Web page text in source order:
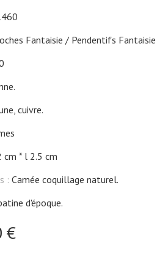
Fantaisie
Pendentifs Fantaisie
cuivre.
cm
l 2.5 cm
: Camée coquillage naturel.
d'époque.
€